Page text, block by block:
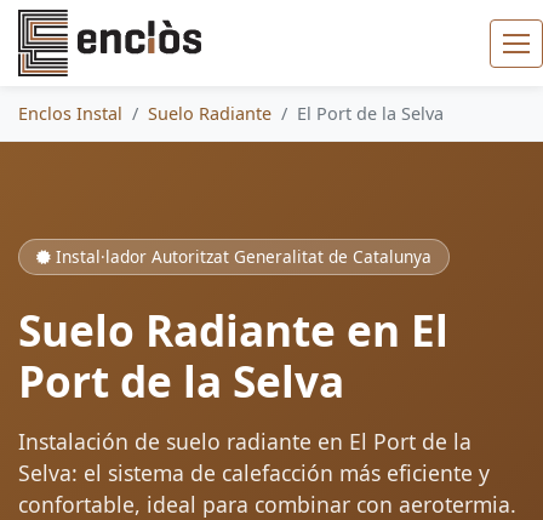
Enclos Instal Suelo Radiante El Port de la Selva
Instal·lador Autoritzat Generalitat de Catalunya
Suelo Radiante en El
Port de la Selva
Instalación de suelo radiante en El Port de la
Selva: el sistema de calefacción más eficiente y
confortable, ideal para combinar con aerotermia.